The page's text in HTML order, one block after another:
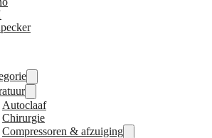
Autoclaaf
Chirurgie
Compressoren & afzuiging